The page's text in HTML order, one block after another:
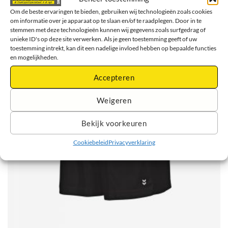
Om de beste ervaringen te bieden, gebruiken wij technologieën zoals cookies
om informatie over je apparaat op te slaan en/of te raadplegen. Door in te
stemmen met deze technologieën kunnen wij gegevens zoals surfgedrag of
unieke ID's op deze site verwerken. Als je geen toestemming geeft of uw
toestemming intrekt, kan dit een nadelige invloed hebben op bepaalde functies
en mogelijkheden.
Accepteren
Weigeren
Bekijk voorkeuren
CookiebeleidPrivacyverklaring
GERELATEERDE PRODUCTEN